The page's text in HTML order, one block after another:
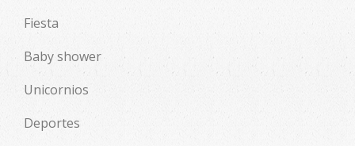
Fiesta
Baby shower
Unicornios
Deportes